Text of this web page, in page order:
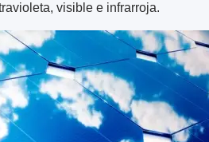
visible e infrarroja.